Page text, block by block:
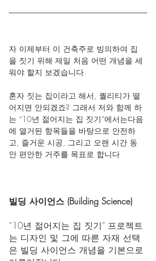
자 이제부터 이 건축주로 빙의하여 집
을 짓기 위해 제일 처음 어떤 개념을 세
워야 할지 보겠습니다.
혼자 짓는 집이라고 해서, 퀄리티가 떨
어지면 안되겠죠? 그래서 저와 함께 하
는 “10년 젊어지는 집 짓기”에서는다음
에 열거된 항목들을 바탕으로 안전하
고, 즐거운 시공, 그리고 오랜 시간 동
안 편안한 거주를 목표로 합니다
빌딩 사이언스 (Building Science)
“10년 젊어지는 집 짓기” 프로젝트
는 디자인 및 그에 따른 자재 선택
은 빌딩 사이언스 개념을 기본으로